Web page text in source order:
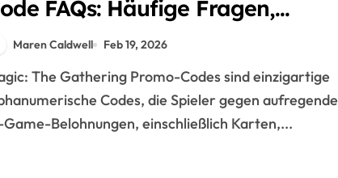
FAQs: Häufige Fragen,
Fehlersuche,
Maren Caldwell Feb 19, 2026
Codes, die Spieler gegen aufregende
Belohnungen, einschließlich Karten,...